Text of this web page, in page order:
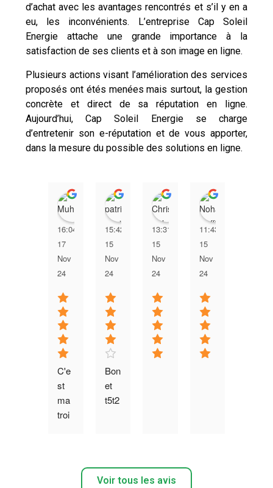
d’achat avec les avantages rencontrés et s’il y en a
eu, les inconvénients. L’entreprise Cap Soleil
Energie attache une grande importance à la
satisfaction de ses clients et à son image en ligne.
Plusieurs actions visant l’amélioration des services
proposés ont étés menées mais surtout, la gestion
concrète et direct de sa réputation en ligne.
Aujourd’hui, Cap Soleil Energie se charge
d’entretenir son e-réputation et de vous apporter,
dans la mesure du possible des solutions en ligne.
Muhammad Ilyas
16:04
17
Nov
24
C'e
st
ma
troi
patrick favriau
15:42
15
Nov
24
Bon
et
t5t2
Christophe Pelzer
13:31
15
Nov
24
11:43
15
Nov
24
Voir tous les avis